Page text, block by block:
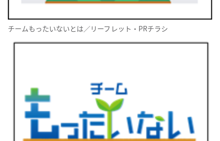
チームもったいないとは／リーフレット・PRチラシ